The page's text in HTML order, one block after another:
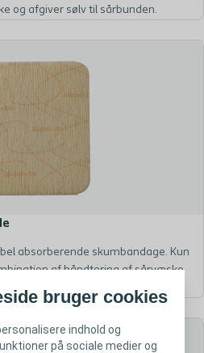
bruger cookies
indhold og
på sociale medier og
og afgiver sølv til sårbunden.
absorberende skumbandage. Kun
af håndtering af sårvæske